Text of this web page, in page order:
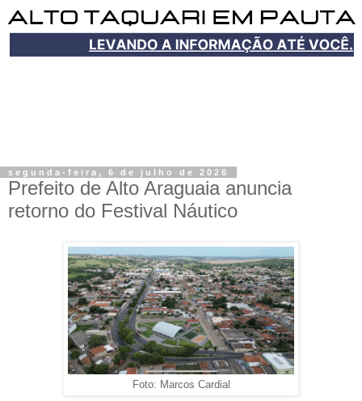
segunda-feira, 6 de julho de 2026
Prefeito de Alto Araguaia anuncia
retorno do Festival Náutico
Foto: Marcos Cardial